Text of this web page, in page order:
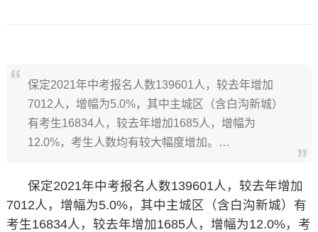
保定2021年中考报名人数139601人，较去年增加
7012人，增幅为5.0%，其中主城区（含白沟新城）
有考生16834人，较去年增加1685人，增幅为
12.0%，考生人数均有较大幅度增加。…
保定2021年中考报名人数139601人，较去年增加
7012人，增幅为5.0%，其中主城区（含白沟新城）有
考生16834人，较去年增加1685人，增幅为12.0%，考